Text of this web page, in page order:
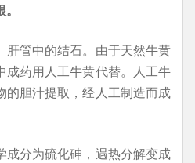
肝管中的结石。由于天然牛黄
成药用人工牛黄代替。人工牛
的胆汁提取，经人工制造而成
成分为硫化砷，遇热分解变成